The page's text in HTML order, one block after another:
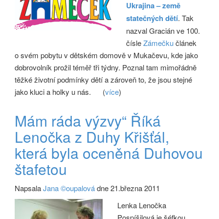
Ukrajina – země
statečných dětí. Tak
nazval Gracián ve 100.
čísleZámečkučlánek
o svém pobytu v dětském domově v Mukačevu, kde jako
dobrovolník prožil téměř tři týdny. Poznal tam mimořádně
těžké životní podmínky dětí a zároveň to, že jsou stejné
jako kluci a holky u nás.
(více)
Mám ráda výzvy“ Říká
Lenočka z Duhy Křišťál,
která byla oceněná Duhovou
štafetou
NapsalaJana ©oupalovádne 21.března 2011
Lenka Lenočka